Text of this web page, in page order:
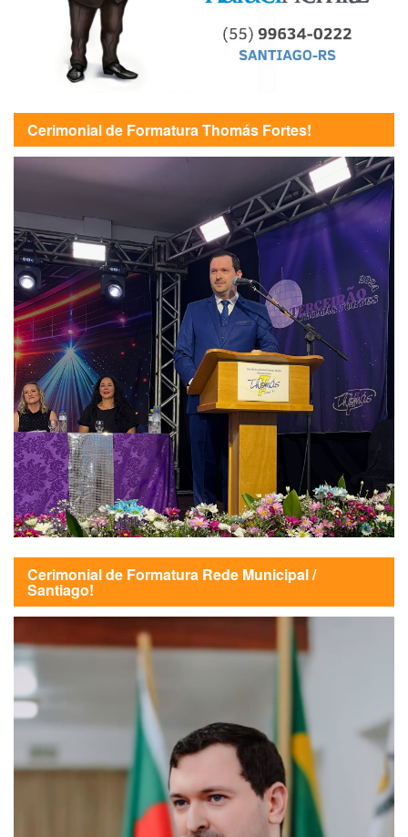
Cerimonial de Formatura Thomás Fortes!
Cerimonial de Formatura Rede Municipal /
Santiago!